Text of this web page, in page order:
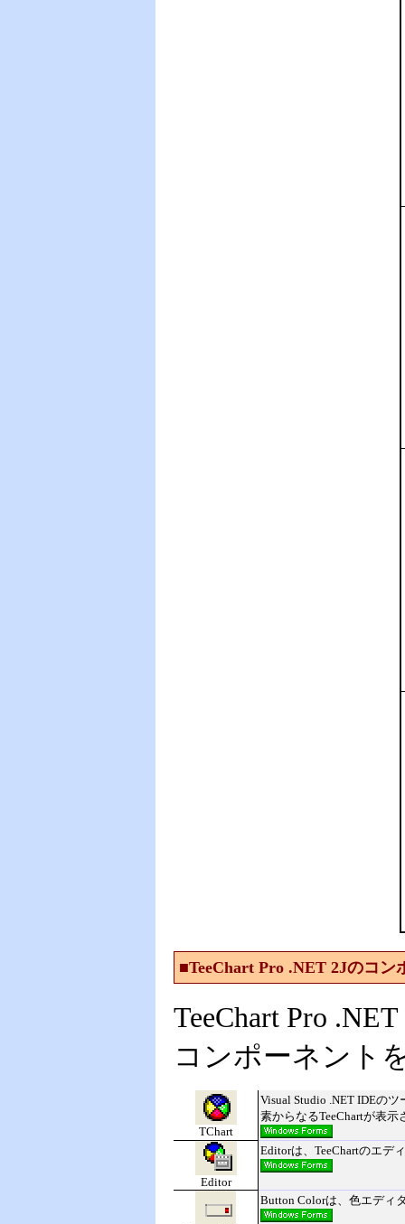
■TeeChart Pro .NET 2Jのコン
TeeChart Pro
コンポーネント
TChart
Visual Studio .NET IDEの
素からなるTeeChartが表示
Editor
Editorは、TeeChartのエデ
Button Colorは、色エディ